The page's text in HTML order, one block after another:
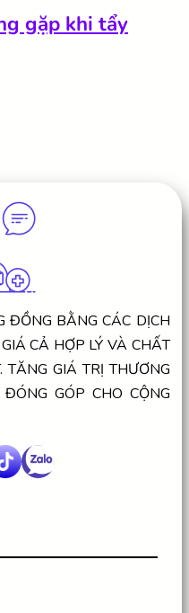
gặp khi tẩy
ĐỒNG BẰNG CÁC DỊCH
CẢ HỢP LÝ VÀ CHẤT
GIÁ TRỊ THƯƠNG
GÓP CHO CỘNG